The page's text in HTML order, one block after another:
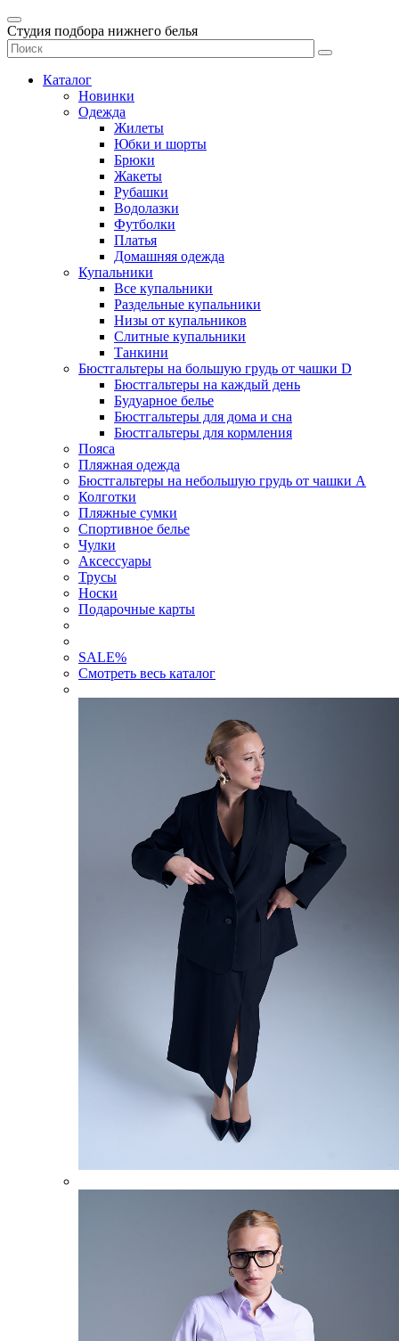
Студия подбора нижнего белья
Каталог
Новинки
Одежда
Жилеты
Юбки и шорты
Брюки
Жакеты
Рубашки
Водолазки
Футболки
Платья
Домашняя одежда
Купальники
Все купальники
Раздельные купальники
Низы от купальников
Слитные купальники
Танкини
Бюстгальтеры на большую грудь от чашки D
Бюстгальтеры на каждый день
Будуарное белье
Бюстгальтеры для дома и сна
Бюстгальтеры для кормления
Пояса
Пляжная одежда
Бюстгальтеры на небольшую грудь от чашки А
Колготки
Пляжные сумки
Спортивное белье
Чулки
Аксессуары
Трусы
Носки
Подарочные карты
SALE%
Смотреть весь каталог